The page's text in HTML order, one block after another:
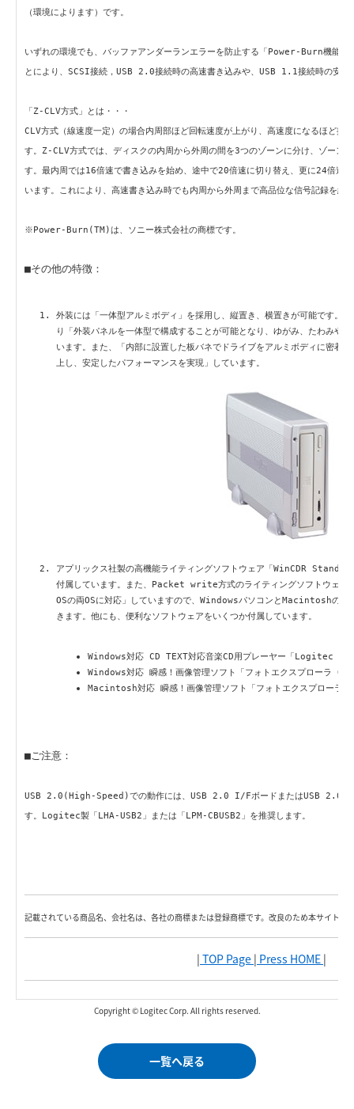
（環境によります）です。
いずれの環境でも、バッファアンダーランエラーを防止する「Power-Burn機能」
とにより、SCSI接続，USB 2.0接続時の高速書き込みや、USB 1.1接続時の安定
「Z-CLV方式」とは・・・
CLV方式（線速度一定）の場合内周部ほど回転速度が上がり、高速度になるほど振
す。Z-CLV方式では、ディスクの内周から外周の間を3つのゾーンに分け、ゾーン
す。最内周では16倍速で書き込みを始め、途中で20倍速に切り替え、更に24倍速
います。これにより、高速書き込み時でも内周から外周まで高品位な信号記録を維
※Power-Burn(TM)は、ソニー株式会社の商標です。
■その他の特徴：
外装には「一体型アルミボディ」を採用し、縦置き、横置きが可能です。
り「外装パネルを一体型で構成することが可能となり、ゆがみ、たわみや
います。また、「内部に設置した板バネでドライブをアルミボディに密着
上し、安定したパフォーマンスを実現」しています。
アプリックス社製の高機能ライティングソフトウェア「WinCDR
付属しています。また、Packet write方式のライティングソフトウェア
OSの両OSに対応」していますので、WindowsパソコンとMacintoshの間
きます。他にも、便利なソフトウェアをいくつか付属しています。
Windows対応 CD TEXT対応音楽CD用プレーヤー「Logitec CD
Windows対応 瞬感！画像管理ソフト「フォトエクスプローラ
Macintosh対応 瞬感！画像管理ソフト「フォトエクスプローラ
■ご注意：
USB 2.0(High-Speed)での動作には、USB 2.0 I/FボードまたはUSB 2.0 I/F
す。Logitec製「LHA-USB2」または「LPM-CBUSB2」を推奨します。
記載されている商品名、会社名は、各社の商標または登録商標です。改良のため本サイト内
| TOP Page | Press HOME |
Copyright © Logitec Corp. All rights reserved.
一覧へ戻る